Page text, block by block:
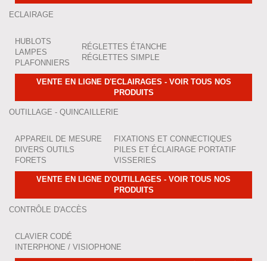
ECLAIRAGE
HUBLOTS
LAMPES
PLAFONNIERS
RÉGLETTES ÉTANCHE
RÉGLETTES SIMPLE
VENTE EN LIGNE D'ECLAIRAGES - VOIR TOUS NOS
PRODUITS
OUTILLAGE - QUINCAILLERIE
APPAREIL DE MESURE
DIVERS OUTILS
FORETS
FIXATIONS ET CONNECTIQUES
PILES ET ÉCLAIRAGE PORTATIF
VISSERIES
VENTE EN LIGNE D'OUTILLAGES - VOIR TOUS NOS
PRODUITS
CONTRÔLE D'ACCÈS
CLAVIER CODÉ
INTERPHONE / VISIOPHONE